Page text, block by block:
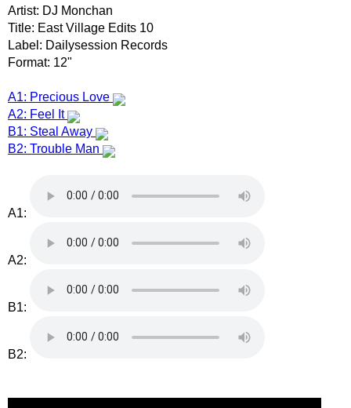
Artist: DJ Monchan
Title: East Village Edits 10
Label: Dailysession Records
Format: 12"
A1: Precious Love
A2: Feel It
B1: Steal Away
B2: Trouble Man
A1:
A2:
B1:
B2: